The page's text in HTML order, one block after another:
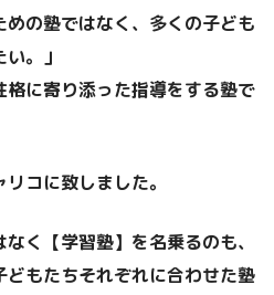
めの塾ではなく、多くの子ども
。」
格に寄り添った指導をする塾で
コに致しました。
く【学習塾】を名乗るのも、
もたちそれぞれに合わせた塾